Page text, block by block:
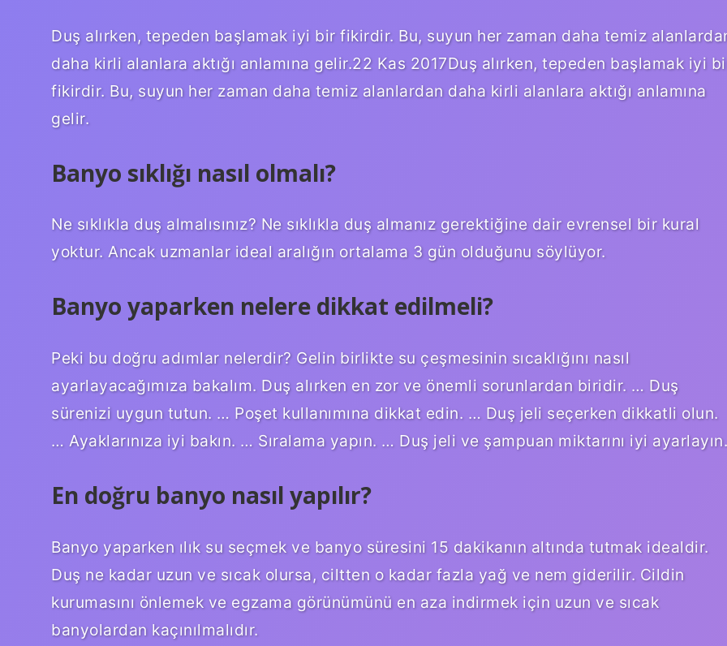
Duş alırken, tepeden başlamak iyi bir fikirdir. Bu, suyun her zaman daha temiz
daha kirli alanlara aktığı anlamına gelir.22 Kas 2017Duş alırken, tepeden başlamak iyi
fikirdir. Bu, suyun her zaman daha temiz alanlardan daha kirli alanlara aktığı anlamına
gelir.
Banyo sıklığı nasıl olmalı?
Ne sıklıkla duş almalısınız? Ne sıklıkla duş almanız gerektiğine dair evrensel bir kural
yoktur. Ancak uzmanlar ideal aralığın ortalama 3 gün olduğunu söylüyor.
Banyo yaparken nelere dikkat edilmeli?
Peki bu doğru adımlar nelerdir? Gelin birlikte su çeşmesinin sıcaklığını nasıl
ayarlayacağımıza bakalım. Duş alırken en zor ve önemli sorunlardan biridir. … Duş
sürenizi uygun tutun. … Poşet kullanımına dikkat edin. … Duş jeli seçerken dikkatli olun.
… Ayaklarınıza iyi bakın. … Sıralama yapın. … Duş jeli ve şampuan miktarını iyi ayarlayın.
En doğru banyo nasıl yapılır?
Banyo yaparken ılık su seçmek ve banyo süresini 15 dakikanın altında tutmak idealdir.
Duş ne kadar uzun ve sıcak olursa, ciltten o kadar fazla yağ ve nem giderilir. Cildin
kurumasını önlemek ve egzama görünümünü en aza indirmek için uzun ve sıcak
banyolardan kaçınılmalıdır.